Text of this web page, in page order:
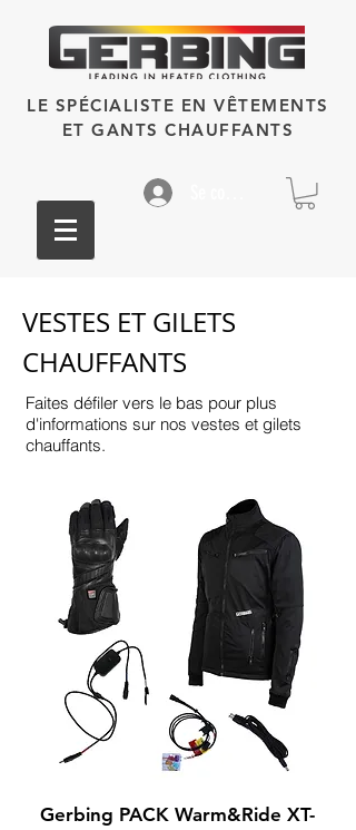
LE SPÉCIALISTE EN VÊTEMENTS
ET GANTS CHAUFFANTS
VESTES ET GILETS
CHAUFFANTS
Faites défiler vers le bas pour plus
d'informations sur nos vestes et gilets
chauffants.
Gerbing PACK Warm&Ride XT-